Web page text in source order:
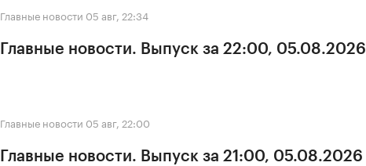
Главные новости 05 авг, 22:34
Главные новости. Выпуск за 22:00, 05.08.2026
Главные новости 05 авг, 22:00
Главные новости. Выпуск за 21:00, 05.08.2026